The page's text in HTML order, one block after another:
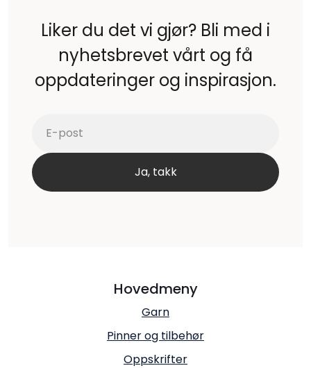
Liker du det vi gjør? Bli med i
nyhetsbrevet vårt og få
oppdateringer og inspirasjon.
Hovedmeny
Garn
Pinner og tilbehør
Oppskrifter